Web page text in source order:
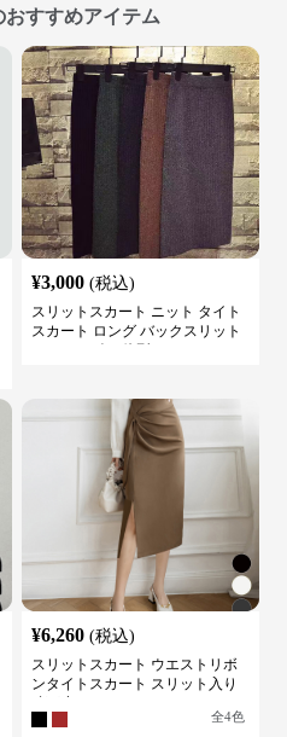
すすめアイテム
¥3,000 (税込)
スリットスカート ニット タイト
スカート ロング バックスリット
¥6,260 (税込)
スリットスカート ウエストリボ
ンタイトスカート スリット入り
全4色